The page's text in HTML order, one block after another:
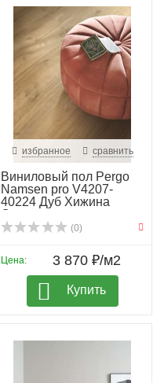
избранное сравнить
Виниловый пол Pergo
Namsen pro V4207-
40224 Дуб Хижина
Све...
(0)
Цена: 3 870 ₽/м2
Купить